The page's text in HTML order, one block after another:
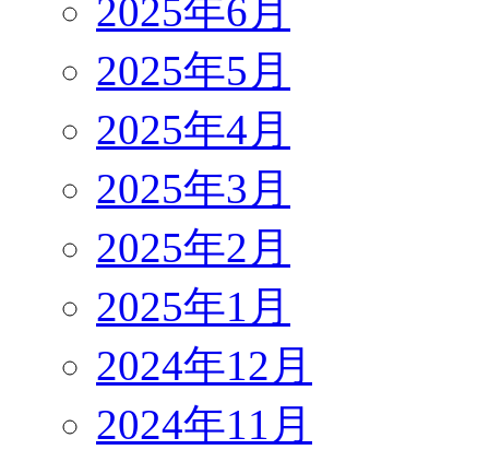
2025年6月
2025年5月
2025年4月
2025年3月
2025年2月
2025年1月
2024年12月
2024年11月